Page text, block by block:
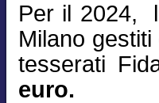
Per il 2024,
Milano
tesserati
euro.